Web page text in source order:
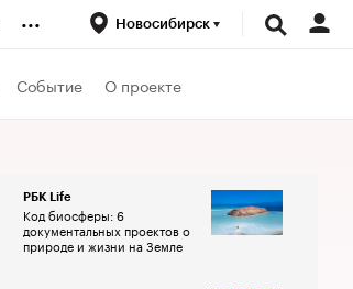
... Новосибирск
Событие О проекте
РБК Life
Код биосферы: 6
документальных проектов о
природе и жизни на Земле